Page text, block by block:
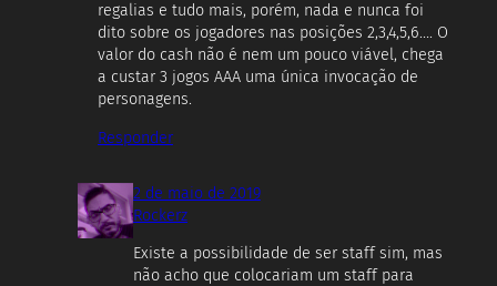
regalias e tudo mais, porém, nada e nunca foi
dito sobre os jogadores nas posições 2,3,4,5,6…. O
valor do cash não é nem um pouco viável, chega
a custar 3 jogos AAA uma única invocação de
personagens.
Responder
2 de maio de 2019
Rockerz
Existe a possibilidade de ser staff sim, mas
não acho que colocariam um staff para